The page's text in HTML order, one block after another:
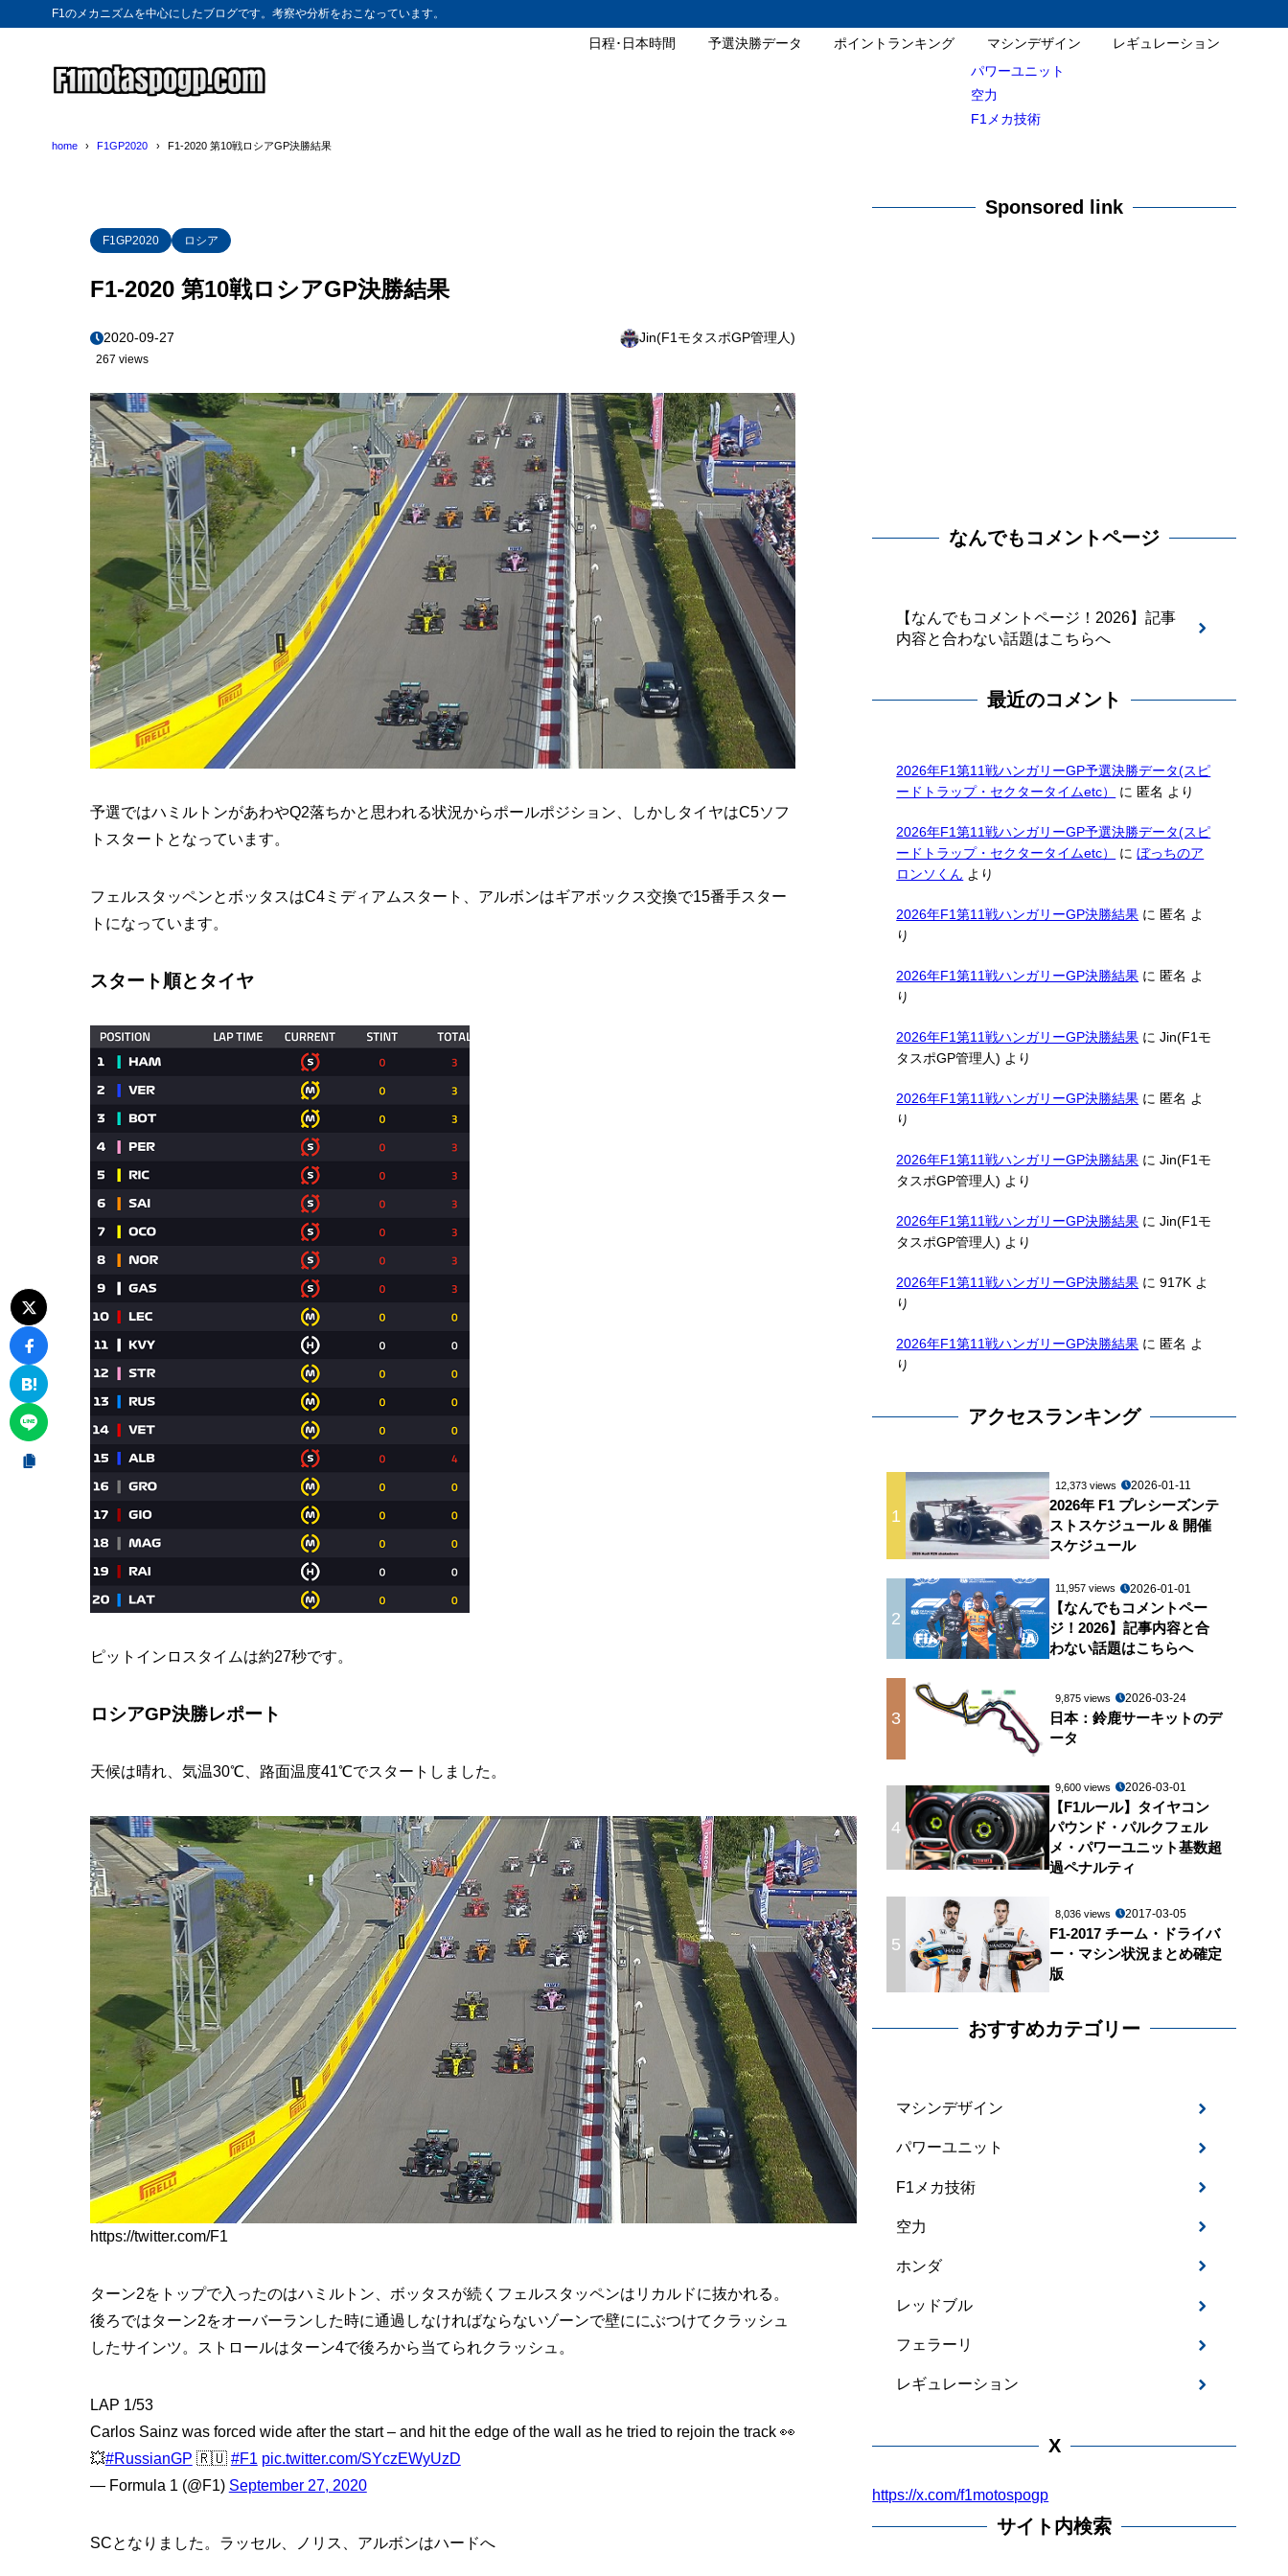
F1のメカニズムを中心にしたブログです。考察や分析をおこなっています。
日程･日本時間 予選決勝データ ポイントランキング
マシンデザイン
パワーユニット
空力
F1メカ技術
レギュレーション
home F1GP2020 F1-2020 第10戦ロシアGP決勝結果
F1GP2020 ロシア
F1-2020 第10戦ロシアGP決勝結果
2020-09-27 Jin(F1モタスポGP管理人)
267 views
予選ではハミルトンがあわやQ2落ちかと思われる状況からポールポジション、しかしタイヤはC5ソフ
トスタートとなっています。
フェルスタッペンとボッタスはC4ミディアムスタート、アルボンはギアボックス交換で15番手スター
トになっています。
スタート順とタイヤ
ピットインロスタイムは約27秒です。
ロシアGP決勝レポート
天候は晴れ、気温30℃、路面温度41℃でスタートしました。
https://twitter.com/F1
ターン2をトップで入ったのはハミルトン、ボッタスが続くフェルスタッペンはリカルドに抜かれる。
後ろではターン2をオーバーランした時に通過しなければならないゾーンで壁ににぶつけてクラッシュ
したサインツ。ストロールはターン4で後ろから当てられクラッシュ。
LAP 1/53
Carlos Sainz was forced wide after the start – and hit the edge of the wall as he tried to rejoin the track 👀
💥#RussianGP 🇷🇺 #F1 pic.twitter.com/SYczEWyUzD
— Formula 1 (@F1) September 27, 2020
SCとなりました。ラッセル、ノリス、アルボンはハードへ
Sponsored link
なんでもコメントページ
【なんでもコメントページ！2026】記事
内容と合わない話題はこちらへ
最近のコメント
2026年F1第11戦ハンガリーGP予選決勝データ(スピ
ードトラップ・セクタータイムetc）
に 匿名 より
2026年F1第11戦ハンガリーGP予選決勝データ(スピ
ードトラップ・セクタータイムetc）
にぼっちのア
ロンソくん より
2026年F1第11戦ハンガリーGP決勝結果 に 匿名 よ
り
2026年F1第11戦ハンガリーGP決勝結果 に 匿名 よ
り
2026年F1第11戦ハンガリーGP決勝結果 にJin(F1モ
タスポGP管理人) より
2026年F1第11戦ハンガリーGP決勝結果 に 匿名 よ
り
2026年F1第11戦ハンガリーGP決勝結果 にJin(F1モ
タスポGP管理人) より
2026年F1第11戦ハンガリーGP決勝結果 にJin(F1モ
タスポGP管理人) より
2026年F1第11戦ハンガリーGP決勝結果 に917K よ
り
2026年F1第11戦ハンガリーGP決勝結果 に 匿名 よ
り
アクセスランキング
1
12,373 views 2026-01-11
2026年 F1 プレシーズンテ
ストスケジュール & 開催
スケジュール
2
11,957 views 2026-01-01
【なんでもコメントペー
ジ！2026】記事内容と合
わない話題はこちらへ
3
9,875 views 2026-03-24
日本：鈴鹿サーキットのデ
ータ
4
9,600 views 2026-03-01
【F1ルール】タイヤコン
パウンド・パルクフェル
メ・パワーユニット基数超
過ペナルティ
5
8,036 views 2017-03-05
F1-2017 チーム・ドライバ
ー・マシン状況まとめ確定
版
おすすめカテゴリー
マシンデザイン
パワーユニット
F1メカ技術
空力
ホンダ
レッドブル
フェラーリ
レギュレーション
X
https://x.com/f1motospogp
サイト内検索